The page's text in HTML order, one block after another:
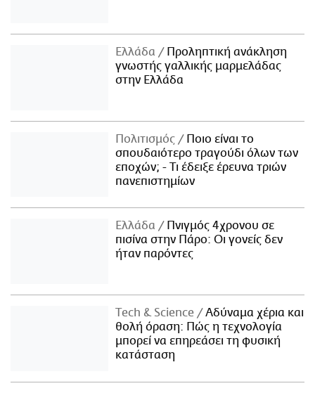
Ελλάδα
Προληπτική ανάκληση
γνωστής γαλλικής μαρμελάδας
στην Ελλάδα
Πολιτισμός
Ποιο είναι το
σπουδαιότερο τραγούδι όλων των
εποχών; - Τι έδειξε έρευνα τριών
πανεπιστημίων
Ελλάδα
Πνιγμός 4χρονου σε
πισίνα στην Πάρο: Οι γονείς δεν
ήταν παρόντες
Τech & Science
Αδύναμα χέρια και
θολή όραση: Πώς η τεχνολογία
μπορεί να επηρεάσει τη φυσική
κατάσταση